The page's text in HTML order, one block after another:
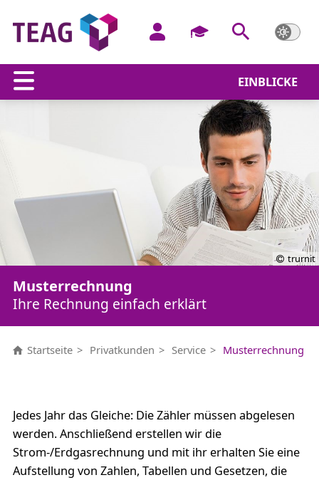
EINBLICKE
trurnit
Musterrechnung
Ihre Rechnung einfach erklärt
Startseite Privatkunden Service Musterrechnung
Jedes Jahr das Gleiche: Die Zähler müssen abgelesen
werden. Anschließend erstellen wir die
Strom-/Erdgasrechnung und mit ihr erhalten Sie eine
Aufstellung von Zahlen, Tabellen und Gesetzen, die